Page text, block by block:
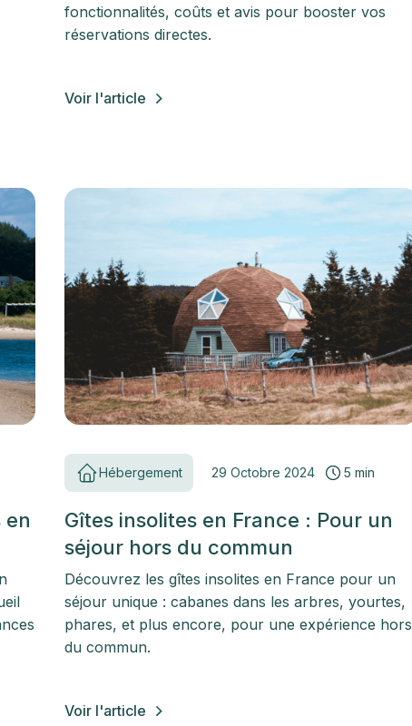
fonctionnalités, coûts et avis pour booster vos
réservations directes.
Voir l'article
en
Hébergement 29 Octobre 2024 5 min
Gîtes insolites en France : Pour un
séjour hors du commun
Découvrez les gîtes insolites en France pour un
séjour unique : cabanes dans les arbres, yourtes,
phares, et plus encore, pour une expérience hors
du commun.
Voir l'article